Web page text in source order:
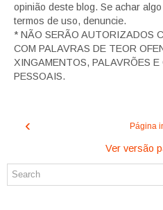
opinião deste blog. Se achar
termos de uso, denuncie.
* NÃO SERÃO AUTORIZADOS
COM PALAVRAS DE TEOR
XINGAMENTOS, PALAVRÕES E
PESSOAIS.
‹ Página
Ver versão